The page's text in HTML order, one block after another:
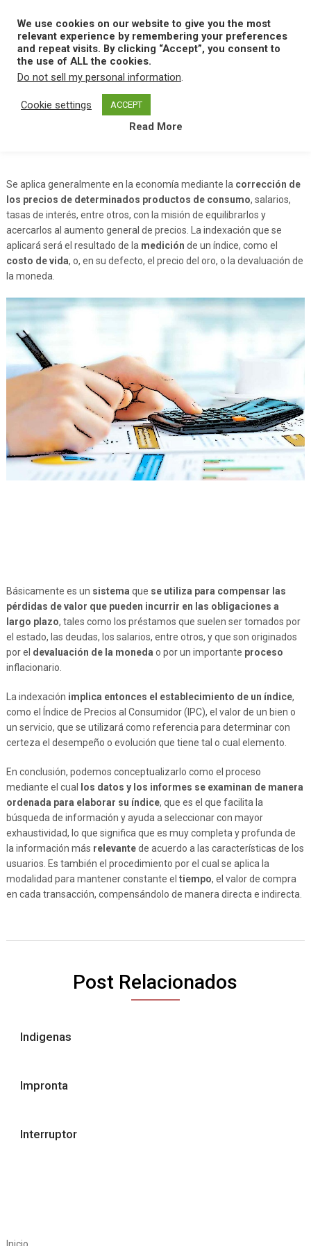
content
MENU
Home I Indexacion
Se aplica generalmente en la economía mediante la corrección de
los precios de determinados productos de consumo, salarios,
tasas de interés, entre otros, con la misión de equilibrarlos y
acercarlos al aumento general de precios. La indexación que se
aplicará será el resultado de la medición de un índice, como el
costo de vida, o, en su defecto, el precio del oro, o la devaluación de
la moneda.
Básicamente es un sistema que se utiliza para compensar las
pérdidas de valor que pueden incurrir en las obligaciones a
largo plazo, tales como los préstamos que suelen ser tomados por
el estado, las deudas, los salarios, entre otros, y que son originados
por el devaluación de la moneda o por un importante proceso
inflacionario.
La indexación implica entonces el establecimiento de un índice,
como el Índice de Precios al Consumidor (IPC), el valor de un bien o
un servicio, que se utilizará como referencia para determinar con
certeza el desempeño o evolución que tiene tal o cual elemento.
En conclusión, podemos conceptualizarlo como el proceso
mediante el cual
los datos y los informes se examinan de manera
ordenada para elaborar su índice, que es el que facilita la
búsqueda de información y ayuda a seleccionar con mayor
exhaustividad, lo que significa que es muy completa y profunda de
la información más relevantede acuerdo a las características de los
usuarios. Es también el procedimiento por el cual se aplica la
modalidad para mantener constante el tiempo, el valor de compra
en cada transacción, compensándolo de manera directa e indirecta.
Post Relacionados
Indigenas
Impronta
Interruptor
We use cookies on our website to give you the most
relevant experience by remembering your preferences
and repeat visits. By clicking “Accept”, you consent to
the use of ALL the cookies.
Do not sell my personal information.
Cookie settings ACCEPT
Read More